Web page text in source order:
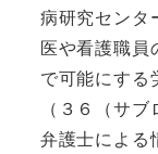
病研究センタ
医や看護職員
で可能にする
（３６（サ
弁護士による